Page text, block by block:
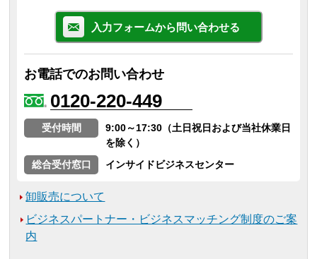
入力フォームから問い合わせる
お電話でのお問い合わせ
0120-220-449
受付時間
9:00～17:30（土日祝日および当社休業日
を除く）
総合受付窓口
インサイドビジネスセンター
卸販売について
ビジネスパートナー・ビジネスマッチング制度のご案
内